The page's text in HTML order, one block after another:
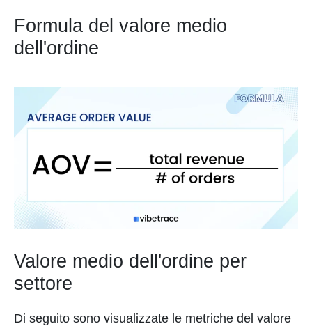
Formula del valore medio
dell'ordine
Valore medio dell'ordine per
settore
Di seguito sono visualizzate le metriche del valore